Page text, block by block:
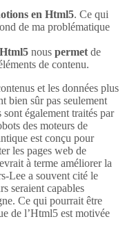
en Html5. Ce qui
de ma problématique
nous permet de
de contenu.
et les données plus
bien sûr pas seulement
également traités par
des moteurs de
est conçu pour
les pages web de
à terme améliorer la
Lee a souvent cité le
seraient capables
Ce qui pourrait être
de l’Html5 est motivée